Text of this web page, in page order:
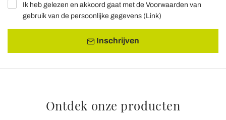
Ik heb gelezen en akkoord gaat met de Voorwaarden van
gebruik van de persoonlijke gegevens (Link)
Inschrijven
Ontdek onze producten